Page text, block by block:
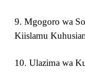
9. Mgogoro wa
Kiislamu
10. Ulazima wa